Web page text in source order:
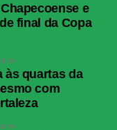
e
final da Copa
às quartas da
com